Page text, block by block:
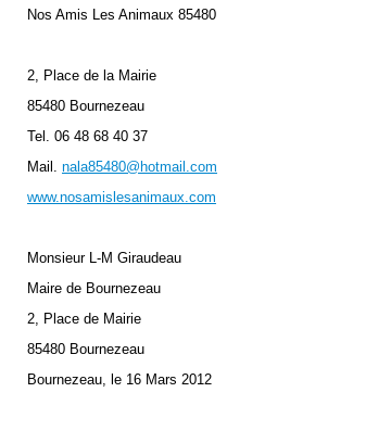
Nos Amis Les Animaux 85480
2, Place de la Mairie
85480 Bournezeau
Tel. 06 48 68 40 37
Mail. nala85480@hotmail.com
www.nosamislesanimaux.com
Monsieur L-M Giraudeau
Maire de Bournezeau
2, Place de Mairie
85480 Bournezeau
Bournezeau, le 16 Mars 2012